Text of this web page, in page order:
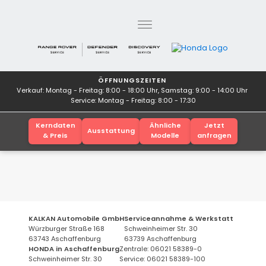
ÖFFNUNGSZEITEN
Verkauf: Montag - Freitag: 8:00 - 18:00 Uhr, Samstag: 9:00 - 14:00 Uhr
Service: Montag - Freitag: 8:00 - 17:30
Kerndaten
& Preis
Ausstattung
Ähnliche
Modelle
Jetzt
anfragen
KALKAN Automobile GmbH
Würzburger Straße 168
63743 Aschaffenburg
Serviceannahme & Werkstatt
Schweinheimer Str. 30
63739 Aschaffenburg
HONDA in Aschaffenburg
Schweinheimer Str. 30
Zentrale: 06021 58389-0
Service: 06021 58389-100